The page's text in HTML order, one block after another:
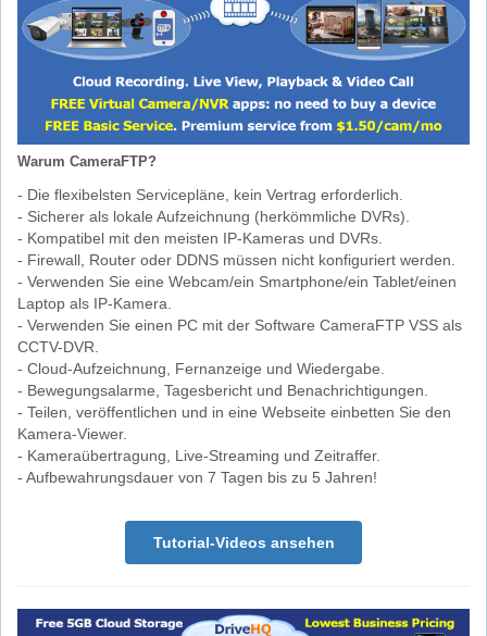
Warum CameraFTP?
- Die flexibelsten Servicepläne, kein Vertrag erforderlich.
- Sicherer als lokale Aufzeichnung (herkömmliche DVRs).
- Kompatibel mit den meisten IP-Kameras und DVRs.
- Firewall, Router oder DDNS müssen nicht konfiguriert werden.
- Verwenden Sie eine Webcam/ein Smartphone/ein Tablet/einen
Laptop als IP-Kamera.
- Verwenden Sie einen PC mit der Software CameraFTP VSS als
CCTV-DVR.
- Cloud-Aufzeichnung, Fernanzeige und Wiedergabe.
- Bewegungsalarme, Tagesbericht und Benachrichtigungen.
- Teilen, veröffentlichen und in eine Webseite einbetten Sie den
Kamera-Viewer.
- Kameraübertragung, Live-Streaming und Zeitraffer.
- Aufbewahrungsdauer von 7 Tagen bis zu 5 Jahren!
Tutorial-Videos ansehen